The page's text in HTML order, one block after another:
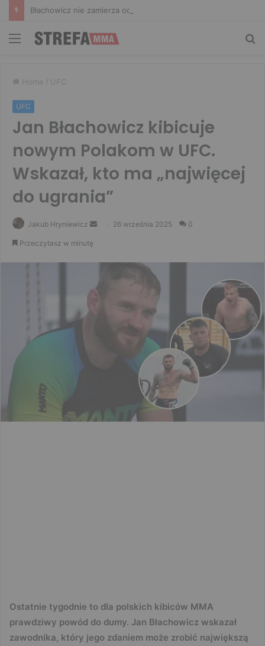
Menu
Home / UFC
UFC
Jan Błachowicz kibicuje
nowym Polakom w UFC.
Wskazał, kto ma „najwięcej
do ugrania”
Jakub Hryniewicz
Send 26 września 2025 0
Przeczytasz w minutę
Ostatnie tygodnie to dla polskich kibiców MMA
prawdziwy powód do dumy. Jan Błachowicz wskazał
zawodnika, który jego zdaniem może zrobić największą